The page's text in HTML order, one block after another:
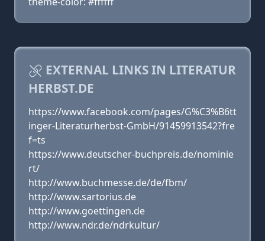
EXTERNAL LINKS IN LITERATUR
HERBST.DE
https://www.facebook.com/pages/G%C3%B6tt
inger-Literaturherbst-GmbH/91459913542?fre
f=ts
https://www.deutscher-buchpreis.de/nominie
rt/
http://www.buchmesse.de/de/fbm/
http://www.sartorius.de
http://www.goettingen.de
http://www.ndr.de/ndrkultur/